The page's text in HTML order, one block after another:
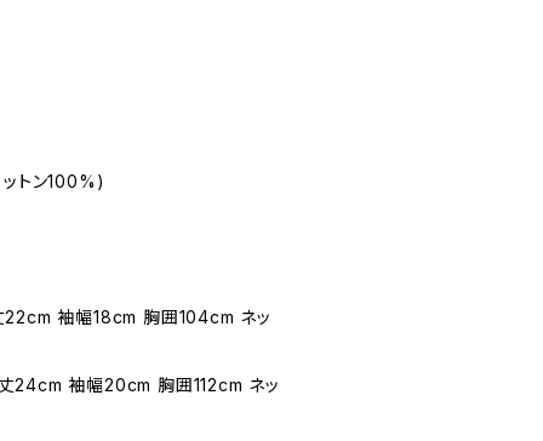
ットン100%)
袖幅18cm 胸囲104cm ネッ
袖幅20cm 胸囲112cm ネッ